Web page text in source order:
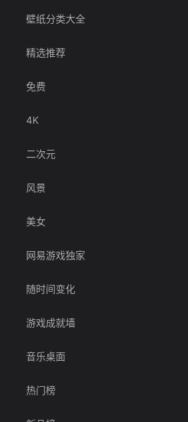
壁纸分类大全
精选推荐
免费
4K
二次元
风景
美女
网易游戏独家
随时间变化
游戏成就墙
音乐桌面
热门榜